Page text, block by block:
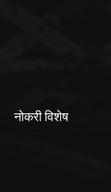
नोकरी विशेष